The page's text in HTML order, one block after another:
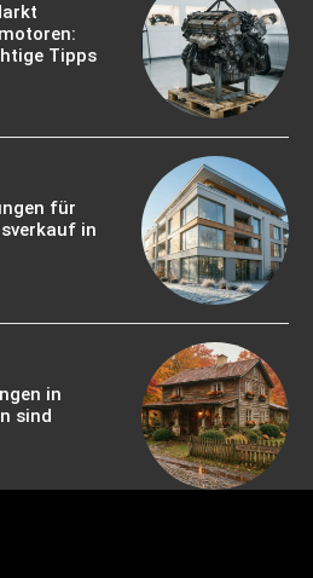
Tipps
für
in
in
sind